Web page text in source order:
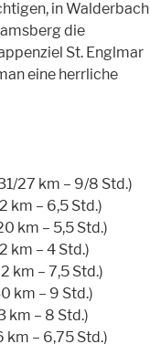
in Walderbach
die
St. Englmar
eine herrliche
km – 9/8 Std.)
6,5 Std.)
– 5,5 Std.)
4 Std.)
7,5 Std.)
– 9 Std.)
8 Std.)
Std.)